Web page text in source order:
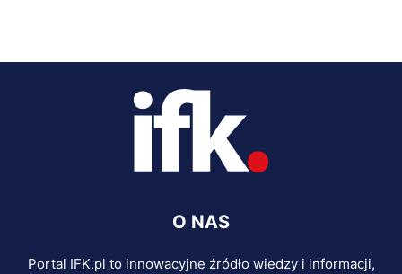
O NAS
Portal IFK.pl to innowacyjne źródło wiedzy i informacji,